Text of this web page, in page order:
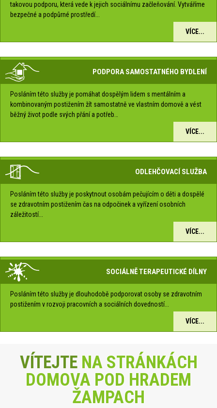
takovou podporu, která vede k jejich sociálnímu začleňování. Vytváříme
bezpečné a podpůrné prostředí...
VÍCE...
PODPORA SAMOSTATNÉHO BYDLENÍ
Posláním této služby je pomáhat dospělým lidem s mentálním a
kombinovaným postižením žít samostatně ve vlastním domově a vést
běžný život podle svých přání a potřeb…
VÍCE...
ODLEHČOVACÍ SLUŽBA
Posláním této služby je poskytnout osobám pečujícím o děti a dospělé
se zdravotním postižením čas na odpočinek a vyřízení osobních
záležitostí...
VÍCE...
SOCIÁLNĚ TERAPEUTICKÉ DÍLNY
Posláním této služby je dlouhodobě podporovat osoby se zdravotním
postižením v rozvoji pracovních a sociálních dovedností...
VÍCE...
VÍTEJTENA STRÁNKÁCH
DOMOVA POD HRADEM
ŽAMPACH